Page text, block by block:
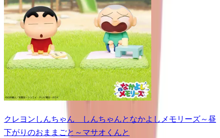
クレヨンしんちゃん しんちゃんとなかよしメモリーズ～昼
下がりのおままごと～マサオくんと